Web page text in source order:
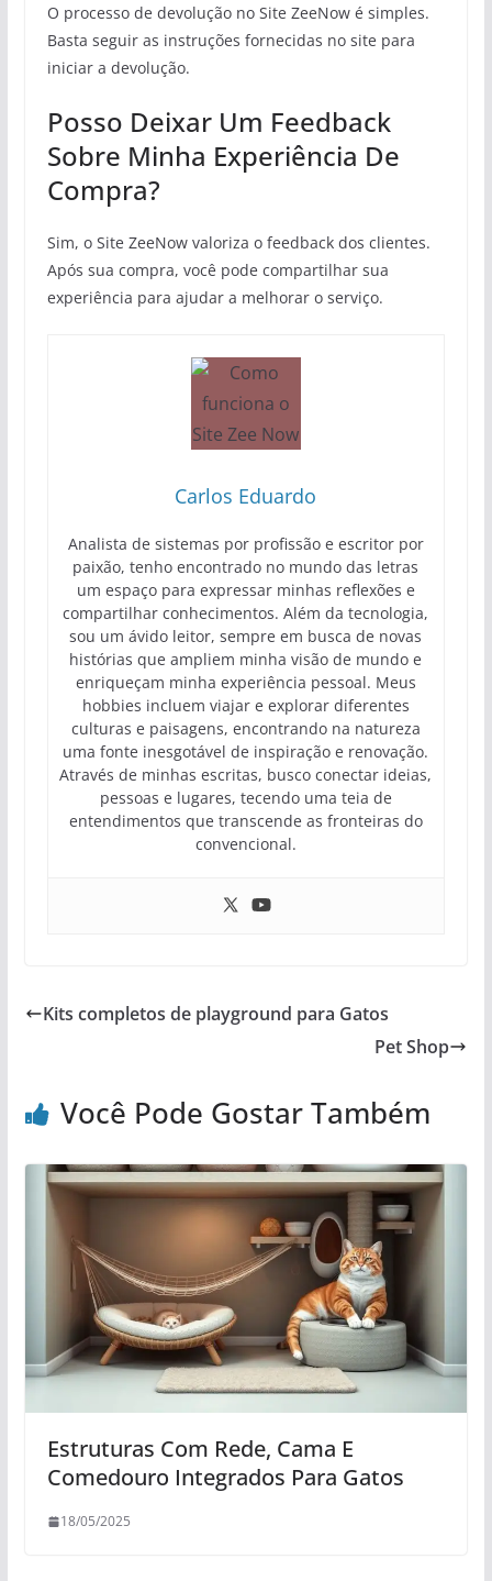
O processo de devolução no Site ZeeNow é simples.
Basta seguir as instruções fornecidas no site para
iniciar a devolução.
Posso Deixar Um Feedback
Sobre Minha Experiência De
Compra?
Sim, o Site ZeeNow valoriza o feedback dos clientes.
Após sua compra, você pode compartilhar sua
experiência para ajudar a melhorar o serviço.
Carlos Eduardo
Analista de sistemas por profissão e escritor por
paixão, tenho encontrado no mundo das letras
um espaço para expressar minhas reflexões e
compartilhar conhecimentos. Além da tecnologia,
sou um ávido leitor, sempre em busca de novas
histórias que ampliem minha visão de mundo e
enriqueçam minha experiência pessoal. Meus
hobbies incluem viajar e explorar diferentes
culturas e paisagens, encontrando na natureza
uma fonte inesgotável de inspiração e renovação.
Através de minhas escritas, busco conectar ideias,
pessoas e lugares, tecendo uma teia de
entendimentos que transcende as fronteiras do
convencional.
Kits completos de playground para Gatos
Pet Shop
Você Pode Gostar Também
Estruturas Com Rede, Cama E
Comedouro Integrados Para Gatos
18/05/2025